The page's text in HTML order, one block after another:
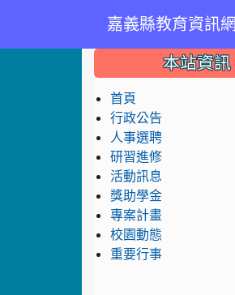
嘉義縣教育資訊網
::: 本站資訊
首頁
行政公告
人事選聘
研習進修
活動訊息
獎助學金
專案計畫
校園動態
重要行事